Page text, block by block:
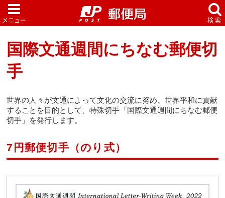
国際文通週間にちなむ郵便切
手
世界の人々が文通によって文化の交流に努め、世界平和に貢献
することを目的として、特殊切手「国際文通週間にちなむ郵便
切手」を発行します。
7円郵便切手（のり式）